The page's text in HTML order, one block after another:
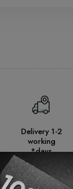
Delivery 1-2
working
days*